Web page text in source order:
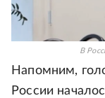
В
Напомним,
России